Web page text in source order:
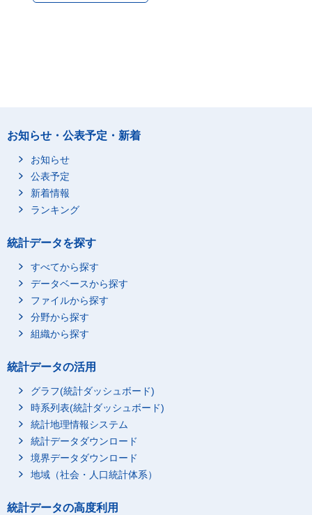
お知らせ・公表予定・新着
お知らせ
公表予定
新着情報
ランキング
統計データを探す
すべてから探す
データベースから探す
ファイルから探す
分野から探す
組織から探す
統計データの活用
グラフ(統計ダッシュボード)
時系列表(統計ダッシュボード)
統計地理情報システム
統計データダウンロード
境界データダウンロード
地域（社会・人口統計体系）
統計データの高度利用